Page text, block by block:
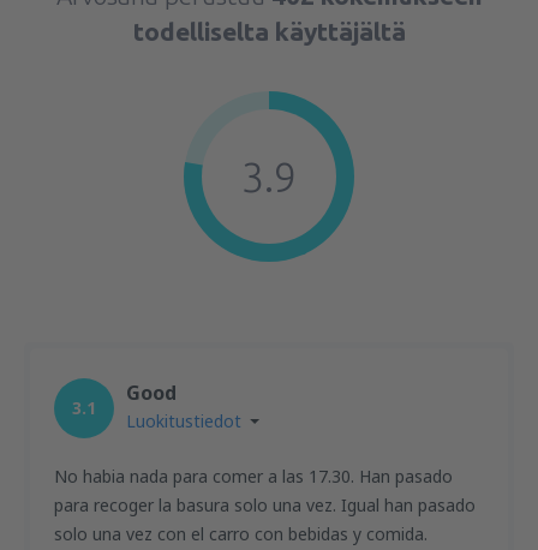
todelliselta käyttäjältä
3.9
3.1
Good
Luokitustiedot
No habia nada para comer a las 17.30. Han pasado
para recoger la basura solo una vez. Igual han pasado
solo una vez con el carro con bebidas y comida.